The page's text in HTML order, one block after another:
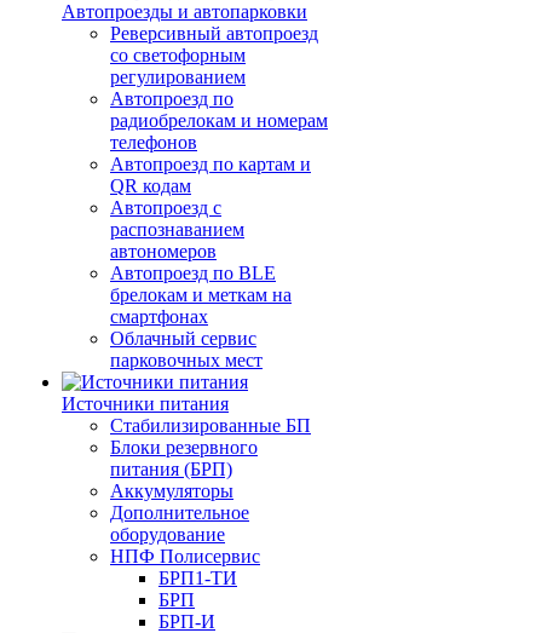
Автопроезды и автопарковки
Реверсивный автопроезд
со светофорным
регулированием
Автопроезд по
радиобрелокам и номерам
телефонов
Автопроезд по картам и
QR кодам
Автопроезд с
распознаванием
автономеров
Автопроезд по BLE
брелокам и меткам на
смартфонах
Облачный сервис
парковочных мест
Источники питания
Стабилизированные БП
Блоки резервного
питания (БРП)
Аккумуляторы
Дополнительное
оборудование
НПФ Полисервис
БРП1-ТИ
БРП
БРП-И